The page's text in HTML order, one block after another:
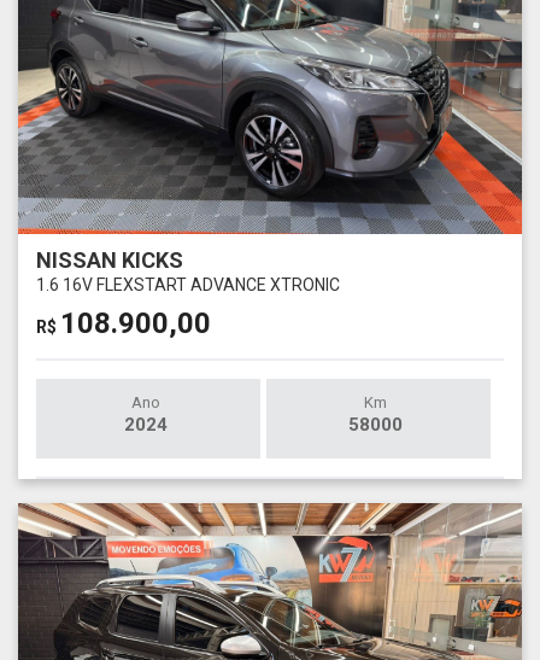
NISSAN KICKS
1.6 16V FLEXSTART ADVANCE XTRONIC
R$ 108.900,00
Ano
2024
Km
58000